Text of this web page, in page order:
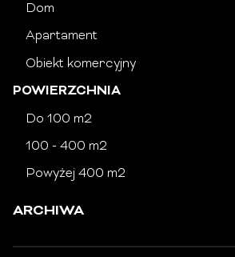
Dom
Apartament
Obiekt komercyjny
POWIERZCHNIA
Do 100 m2
100 - 400 m2
Powyżej 400 m2
ARCHIWA